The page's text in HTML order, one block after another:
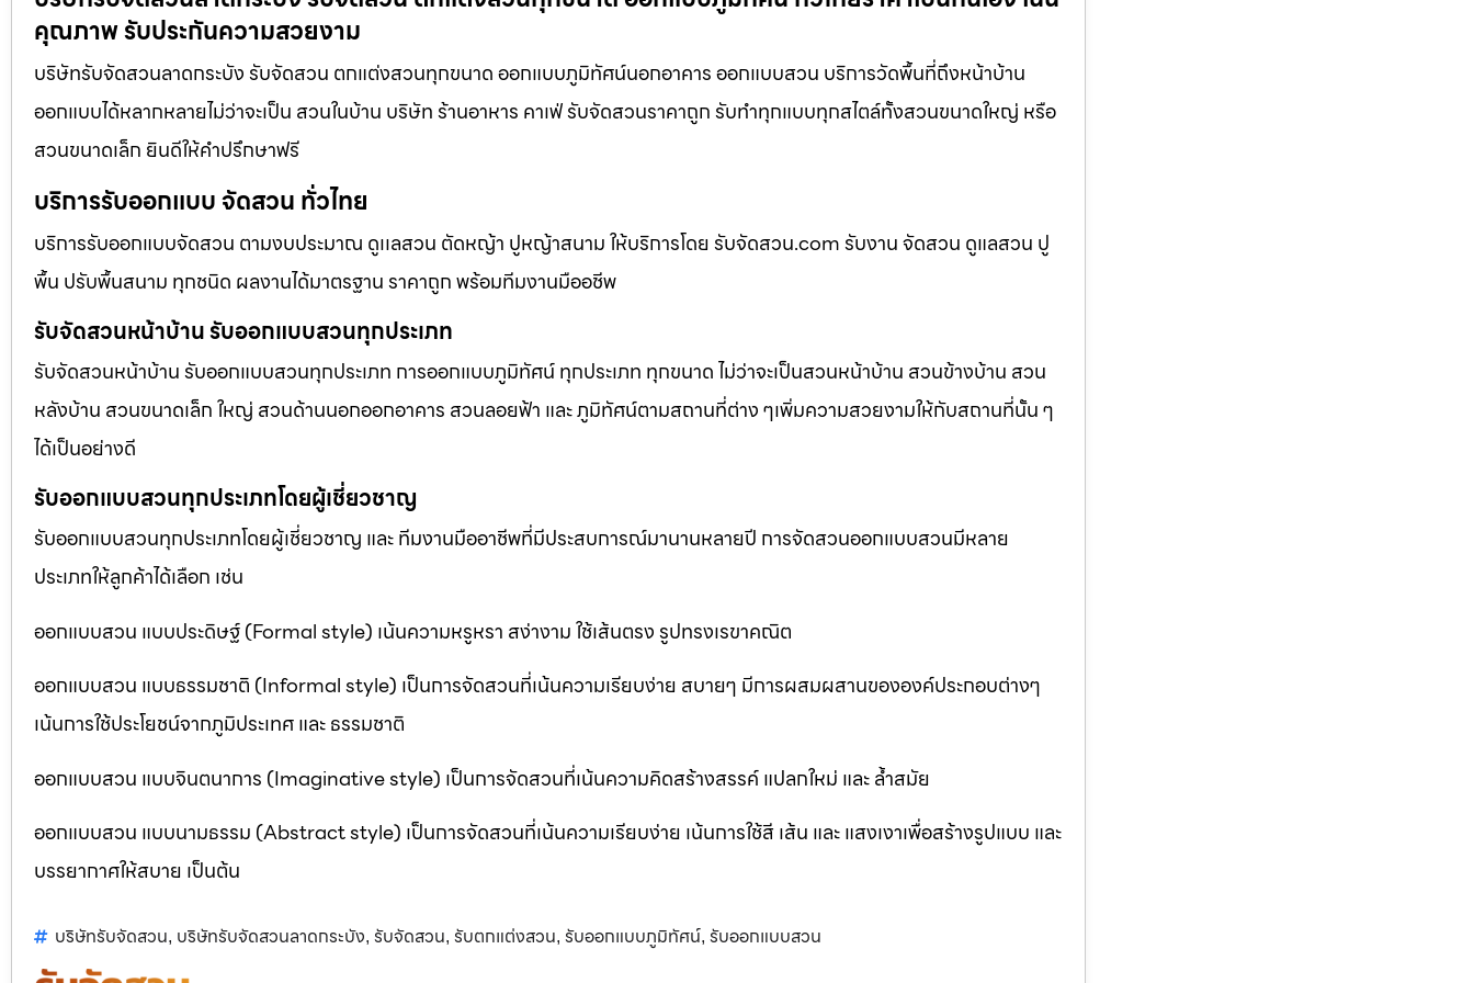
คุณภาพ รับประกันความสวยงาม
บริษัทรับจัดสวนลาดกระบัง รับจัดสวน ตกแต่งสวนทุกขนาด ออกแบบภูมิทัศน์นอกอาคาร ออกแบบสวน บริการวัดพื้นที่ถึงหน้าบ้าน
ออกแบบได้หลากหลายไม่ว่าจะเป็น สวนในบ้าน บริษัท ร้านอาหาร คาเฟ่ รับจัดสวนราคาถูก รับทำทุกแบบทุกสไตล์ทั้งสวนขนาดใหญ่ หรือ
สวนขนาดเล็ก ยินดีให้คำปรึกษาฟรี
บริการรับออกแบบ จัดสวน ทั่วไทย
บริการรับออกแบบจัดสวน ตามงบประมาณ ดูเเลสวน ตัดหญ้า ปูหญ้าสนาม ให้บริการโดย รับจัดสวน.com รับงาน จัดสวน ดูแลสวน ปู
พื้น ปรับพื้นสนาม ทุกชนิด ผลงานได้มาตรฐาน ราคาถูก พร้อมทีมงานมืออชีพ
รับจัดสวนหน้าบ้าน รับออกแบบสวนทุกประเภท
รับจัดสวนหน้าบ้าน รับออกแบบสวนทุกประเภท การออกแบบภูมิทัศน์ ทุกประเภท ทุกขนาด ไม่ว่าจะเป็นสวนหน้าบ้าน สวนข้างบ้าน สวน
หลังบ้าน สวนขนาดเล็ก ใหญ่ สวนด้านนอกออกอาคาร สวนลอยฟ้า และ ภูมิทัศน์ตามสถานที่ต่าง ๆเพิ่มความสวยงามให้กับสถานที่นั้น ๆ
ได้เป็นอย่างดี
รับออกแบบสวนทุกประเภทโดยผู้เชี่ยวชาญ
รับออกแบบสวนทุกประเภทโดยผู้เชี่ยวชาญ และ ทีมงานมืออาชีพที่มีประสบการณ์มานานหลายปี การจัดสวนออกแบบสวนมีหลาย
ประเภทให้ลูกค้าได้เลือก เช่น
ออกแบบสวน แบบประดิษฐ์ (Formal style) เน้นความหรูหรา สง่างาม ใช้เส้นตรง รูปทรงเรขาคณิต
ออกแบบสวน แบบธรรมชาติ (Informal style) เป็นการจัดสวนที่เน้นความเรียบง่าย สบายๆ มีการผสมผสานขององค์ประกอบต่างๆ
เน้นการใช้ประโยชน์จากภูมิประเทศ และ ธรรมชาติ
ออกแบบสวน แบบจินตนาการ (Imaginative style) เป็นการจัดสวนที่เน้นความคิดสร้างสรรค์ แปลกใหม่ และ ล้ำสมัย
ออกแบบสวน แบบนามธรรม (Abstract style) เป็นการจัดสวนที่เน้นความเรียบง่าย เน้นการใช้สี เส้น และ แสงเงาเพื่อสร้างรูปแบบ และ
บรรยากาศให้สบาย เป็นต้น
บริษัทรับจัดสวน, บริษัทรับจัดสวนลาดกระบัง, รับจัดสวน, รับตกแต่งสวน, รับออกแบบภูมิทัศน์, รับออกแบบสวน